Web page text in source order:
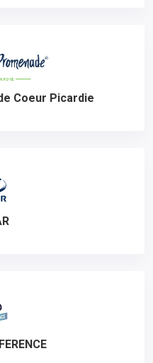
Coeur Picardie